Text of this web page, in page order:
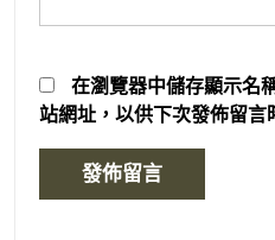
在瀏覽器中儲存顯示名
站網址，以供下次發佈留言